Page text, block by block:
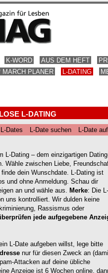
K-WORD AUS DEM HEFT
MARCH PLANER
L-DATING
L-DATING
Dates L-Date suchen L-Date
L-Dating – dem einzigartigen
Wähle zwischen Liebe,
dein Wunschdate. L-Dating ist
und ohne Anmeldung. Schau dir
an und wähle aus.
Merke: Die L-
uns kontrolliert. Wir dulden keine
Rassismus oder
jede aufgegebene
L-Date aufgeben willst, lege bitte
nur für diesen Zweck an
Attacken auf deine übliche
Anzeige ist 6 Wochen online,